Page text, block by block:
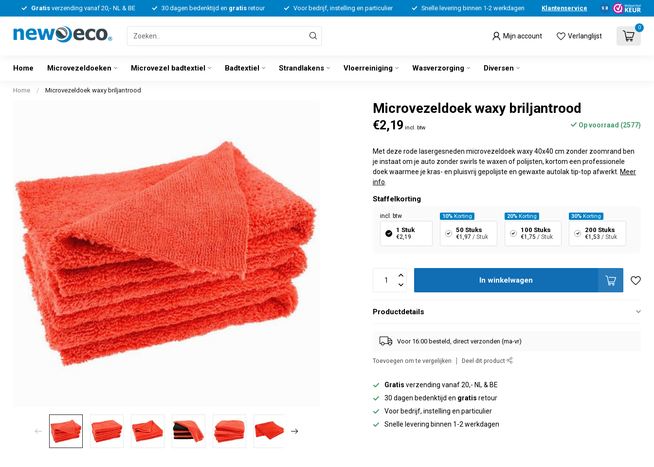
Gratisverzending vanaf 20,- NL & BE 30 dagen bedenktijd en gratisretour Voor bedrijf, instelling en particulier Snelle levering binnen 1-2 werkdagen Klantenservice 9.8
Mijn account Verlanglijst
0
Home Microvezeldoeken Microvezel badtextiel Badtextiel Strandlakens Vloerreiniging Wasverzorging Diversen
Home / Microvezeldoek waxy briljantrood
Microvezeldoek waxy briljantrood
€2,19 incl. btw Op voorraad (2577)
Met deze rode lasergesneden microvezeldoek waxy 40x40 cm zonder zoomrand ben
je instaat om je auto zonder swirls te waxen of polijsten, kortom een professionele
doek waarmee je kras- en pluisvrij gepolijste en gewaxte autolak tip-top afwerkt. Meer
info
Staffelkorting
incl. btw
1 Stuk
€2,19
10%Korting
50 Stuks
€1,97 / Stuk
20%Korting
100 Stuks
€1,75 / Stuk
30% Korting
200 Stuks
€1,53 / Stuk
In winkelwagen
Productdetails
Voor 16:00 besteld, direct verzonden (ma-vr)
Toevoegen om te vergelijken Deel dit product
Gratis verzending vanaf 20,- NL & BE
30 dagen bedenktijd en gratis retour
Voor bedrijf, instelling en particulier
Snelle levering binnen 1-2 werkdagen